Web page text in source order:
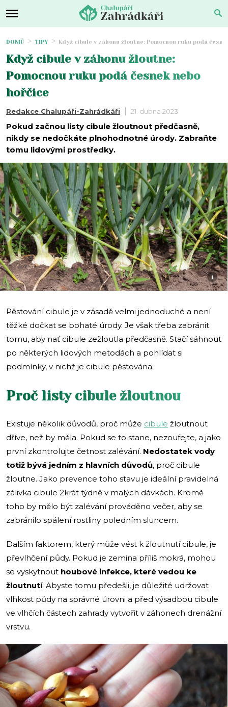
DOMŮ TIPY Když cibule v záhonu žloutne: Pomocnou ruku podá
Když cibule v záhonu žloutne:
Pomocnou ruku podá česnek nebo
hořčice
Redakce Chalupáři-Zahrádkáři 21. dubna 2023
Pokud začnou listy cibule žloutnout předčasně,
nikdy se nedočkáte plnohodnotné úrody. Zabraňte
tomu lidovými prostředky.
i
Pěstování cibule je v zásadě velmi jednoduché a není
těžké dočkat se bohaté úrody. Je však třeba zabránit
tomu, aby nať cibule zežloutla předčasně. Stačí sáhnout
po některých lidových metodách a pohlídat si
podmínky, v nichž je cibule pěstována.
Proč listy cibule žloutnou
Existuje několik důvodů, proč může cibule žloutnout
dříve, než by měla. Pokud se to stane, nezoufejte, a jako
první zkontrolujte četnost zalévání. Nedostatek vody
totiž bývá jedním z hlavních důvodů, proč cibule
žloutne. Jako prevence toho stavu je ideální pravidelná
zálivka cibule 2krát týdně v malých dávkách. Kromě
toho by mělo být zalévání prováděno večer, aby se
zabránilo spálení rostliny poledním sluncem.
Dalším faktorem, který může vést k žloutnutí cibule, je
převlhčení půdy. Pokud je zemina příliš mokrá, mohou
se vyskytnout houbové infekce, které vedou ke
žloutnutí. Abyste tomu předešli, je důležité udržovat
vlhkost půdy na správné úrovni a před výsadbou cibule
ve vlhčích částech zahrady vytvořit v záhonech drenážní
vrstvu.